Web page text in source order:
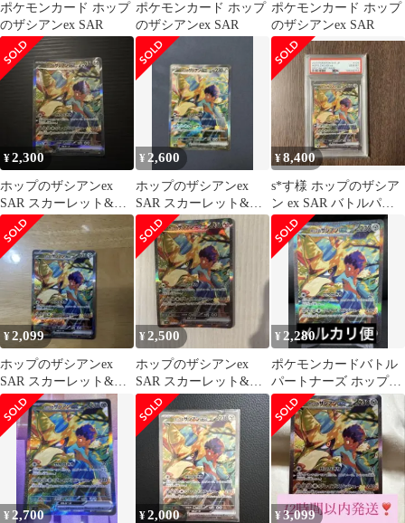
ポケモンカード ホップ
のザシアンex SAR
ポケモンカード ホップ
のザシアンex SAR
ポケモンカード ホップ
のザシアンex SAR
¥2,300
ホップのザシアンex
SAR スカーレット&バ
イオレット 拡張パック
バトルパ…
¥2,600
ホップのザシアンex
SAR スカーレット&バ
イオレット 拡張パック
バトルパ…
¥8,400
s*す様 ホップのザシア
ン ex SAR バトルパー
トナーズ 128/100 P
¥2,099
ホップのザシアンex
SAR スカーレット&バ
イオレット 拡張パック
バトルパ…
¥2,500
ホップのザシアンex
SAR スカーレット&バ
イオレット 拡張パック
バトルパ…
¥2,280
ポケモンカードバトル
パートナーズ ホップの
ザシアンex SAR
128/100
¥ 2,700 ¥2,000 ¥3,099